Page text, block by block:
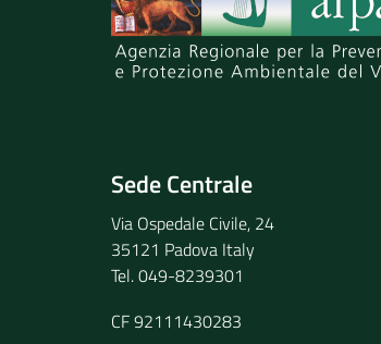
Sede Centrale
Via Ospedale Civile, 24
35121 Padova Italy
Tel. 049-8239301
CF 92111430283